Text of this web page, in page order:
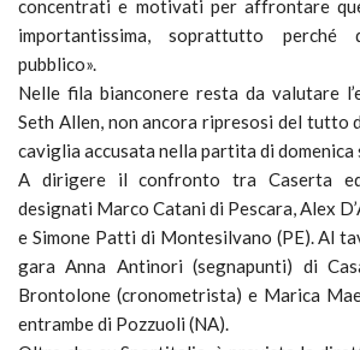
concentrati e motivati per affrontare
importantissima, soprattutto
pubblico».
Nelle fila bianconere resta da valutare
Seth Allen, non ancora ripresosi del tutto
caviglia accusata nella partita di domenica
A dirigere il confronto tra Caserta
designati Marco Catani di Pescara, Alex
e Simone Patti di Montesilvano (PE). Al
gara Anna Antinori (segnapunti) di
Brontolone (cronometrista) e Marica
entrambe di Pozzuoli (NA).